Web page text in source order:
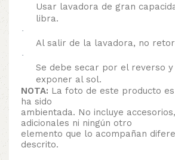
Usar lavadora de gran
libra.
·
Al salir de la lavadora, no
·
Se debe secar por el reverso y
exponer al sol.
NOTA: La foto de este producto
ha sido
ambientada. No incluye
adicionales ni ningún otro
elemento que lo acompañan
descrito.